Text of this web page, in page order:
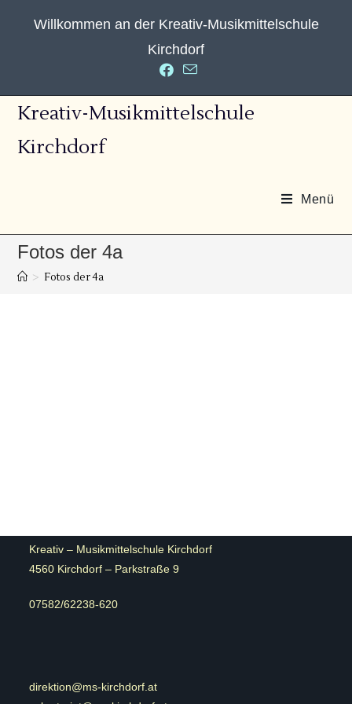
Willkommen an der Kreativ-Musikmittelschule
Kirchdorf
Kreativ-Musikmittelschule
Kirchdorf
Menü
Fotos der 4a
> Fotos der 4a
Kreativ – Musikmittelschule Kirchdorf
4560 Kirchdorf – Parkstraße 9
07582/62238-620
direktion@ms-kirchdorf.at